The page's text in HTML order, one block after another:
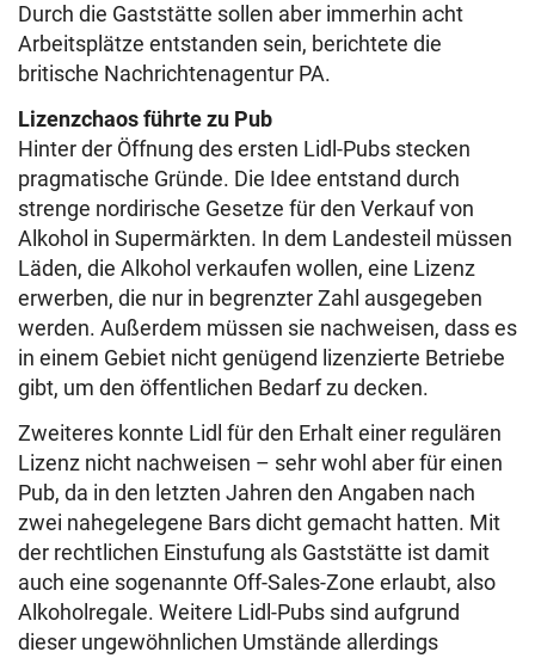
Durch die Gaststätte sollen aber immerhin acht
Arbeitsplätze entstanden sein, berichtete die
britische Nachrichtenagentur PA.
Lizenzchaos führte zu Pub
Hinter der Öffnung des ersten Lidl-Pubs stecken
pragmatische Gründe. Die Idee entstand durch
strenge nordirische Gesetze für den Verkauf von
Alkohol in Supermärkten. In dem Landesteil müssen
Läden, die Alkohol verkaufen wollen, eine Lizenz
erwerben, die nur in begrenzter Zahl ausgegeben
werden. Außerdem müssen sie nachweisen, dass es
in einem Gebiet nicht genügend lizenzierte Betriebe
gibt, um den öffentlichen Bedarf zu decken.
Zweiteres konnte Lidl für den Erhalt einer regulären
Lizenz nicht nachweisen – sehr wohl aber für einen
Pub, da in den letzten Jahren den Angaben nach
zwei nahegelegene Bars dicht gemacht hatten. Mit
der rechtlichen Einstufung als Gaststätte ist damit
auch eine sogenannte Off-Sales-Zone erlaubt, also
Alkoholregale. Weitere Lidl-Pubs sind aufgrund
dieser ungewöhnlichen Umstände allerdings